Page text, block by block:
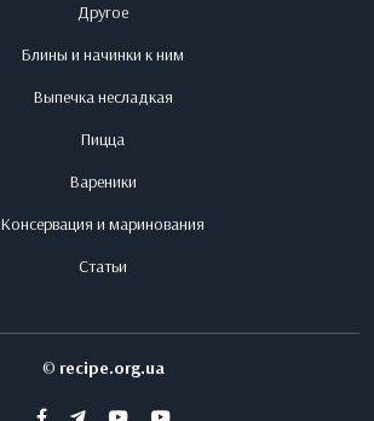
Другое
Блины и начинки к ним
Выпечка несладкая
Пицца
Вареники
Консервация и маринования
Статьи
© recipe.org.ua